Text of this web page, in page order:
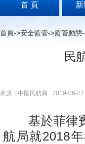
首 頁
首頁->安全監管->監管動態
民
來源：中國民航局 2019-06-
基於菲律賓
航局就2018
按
Alt
开